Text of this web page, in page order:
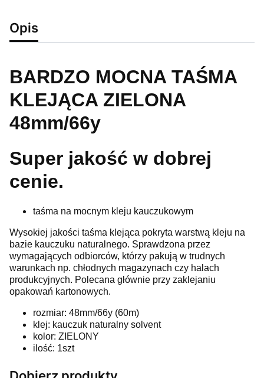
Opis
BARDZO MOCNA TAŚMA
KLEJĄCA ZIELONA
48mm/66y
Super jakość w dobrej
cenie.
taśma na mocnym kleju kauczukowym
Wysokiej jakości taśma klejąca pokryta warstwą kleju na
bazie kauczuku naturalnego. Sprawdzona przez
wymagających odbiorców, którzy pakują w trudnych
warunkach np. chłodnych magazynach czy halach
produkcyjnych. Polecana głównie przy zaklejaniu
opakowań kartonowych.
rozmiar: 48mm/66y (60m)
klej: kauczuk naturalny solvent
kolor: ZIELONY
ilość: 1szt